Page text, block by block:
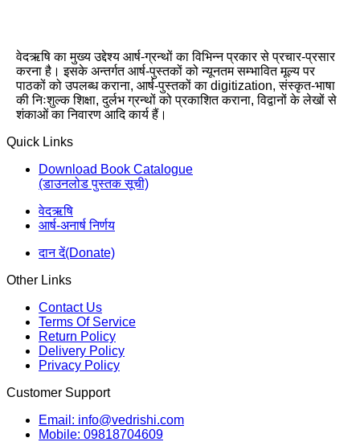
वेदऋषि का मुख्य उद्देश्य आर्ष-ग्रन्थों का विभिन्न प्रकार से प्रचार-प्रसार
करना है। इसके अन्तर्गत आर्ष-पुस्तकों को न्यूनतम सम्भावित मूल्य पर
पाठकों को उपलब्ध कराना, आर्ष-पुस्तकों का digitization, संस्कृत-भाषा
की निःशुल्क शिक्षा, दुर्लभ ग्रन्थों को प्रकाशित कराना, विद्वानों के लेखों से
शंकाओं का निवारण आदि कार्य हैं।
Quick Links
Download Book Catalogue
(डाउनलोड पुस्तक सूची)
वेदऋषि
आर्ष-अनार्ष निर्णय
दान दें(Donate)
Other Links
Contact Us
Terms Of Service
Return Policy
Delivery Policy
Privacy Policy
Customer Support
Email: info@vedrishi.com
Mobile: 09818704609